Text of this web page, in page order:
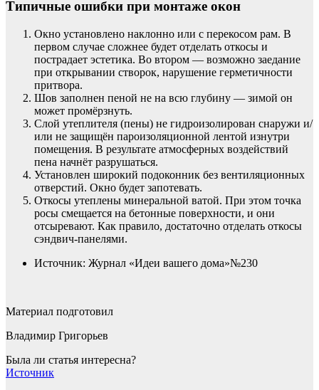
Типичные ошибки при монтаже окон
Окно установлено наклонно или с перекосом рам. В
первом случае сложнее будет отделать откосы и
пострадает эстетика. Во втором — возможно заедание
при открывании створок, нарушение герметичности
притвора.
Шов заполнен пеной не на всю глубину — зимой он
может промёрзнуть.
Слой утеплителя (пены) не гидроизолирован снаружи и/
или не защищён пароизоляционной лентой изнутри
помещения. В результате атмосферных воздействий
пена начнёт разрушаться.
Установлен широкий подоконник без вентиляционных
отверстий. Окно будет запотевать.
Откосы утеплены минеральной ватой. При этом точка
росы смещается на бетонные поверхности, и они
отсыревают. Как правило, достаточно отделать откосы
сэндвич-панелями.
Источник: Журнал «Идеи вашего дома»№230
Материал подготовил
Владимир Григорьев
Была ли статья интересна?
Источник